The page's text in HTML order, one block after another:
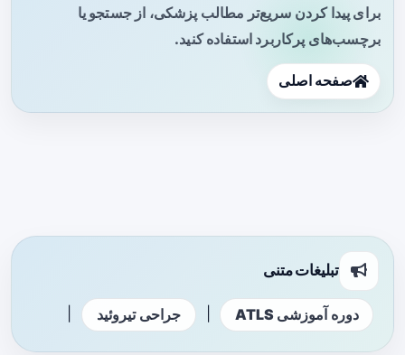
برای پیدا کردن سریع‌تر مطالب پزشکی، از جستجو یا
برچسب‌های پرکاربرد استفاده کنید.
صفحه اصلی
تبلیغات متنی
دوره آموزشی ATLS جراحی تیروئید